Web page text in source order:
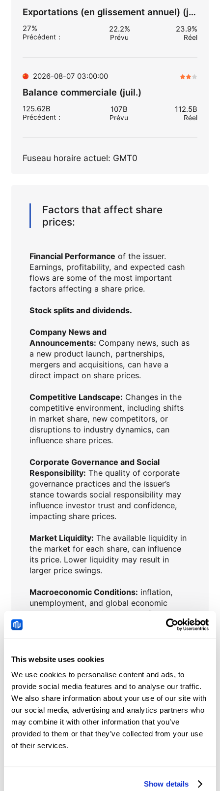
This website uses cookies
We use cookies to personalise content and ads, to
provide social media features and to analyse our traffic.
We also share information about your use of our site with
our social media, advertising and analytics partners who
may combine it with other information that you’ve
provided to them or that they’ve collected from your use
of their services.
Show details
Exportations (en glissement annuel) (juil.)
27%
Précédent：
22.2%
Prévu
23.9%
Réel
2026-08-07 03:00:00
Balance commerciale (juil.)
125.62B
Précédent：
107B
Prévu
112.5B
Réel
Fuseau horaire actuel: GMT0
Factors that affect share
prices:
Financial Performance of the issuer.
Earnings, profitability, and expected cash
flows are some of the most important
factors affecting a share price.
Stock splits and dividends.
Company News and
Announcements: Company news, such as
a new product launch, partnerships,
mergers and acquisitions, can have a
direct impact on share prices.
Competitive Landscape: Changes in the
competitive environment, including shifts
in market share, new competitors, or
disruptions to industry dynamics, can
influence share prices.
Corporate Governance and Social
Responsibility: The quality of corporate
governance practices and the issuer’s
stance towards social responsibility may
influence investor trust and confidence,
impacting share prices.
Market Liquidity: The available liquidity in
the market for each share, can influence
its price. Lower liquidity may result in
larger price swings.
Macroeconomic Conditions: inflation,
unemployment, and global economic
trends, can impact investor confidence
changes in interest rates can affect the
other asset classes.
Market Sentiment and
Speculation:traders’ perceptions and
expectations and speculative trading may
significantly influence shares’ prices.